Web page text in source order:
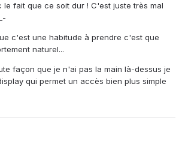
le fait que ce soit dur ! C'est juste très mal
c'est une habitude à prendre c'est que
naturel...
façon que je n'ai pas la main là-dessus je
qui permet un accès bien plus simple